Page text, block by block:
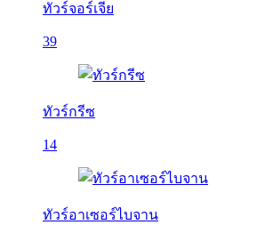
ทัวร์จอร์เจีย
39
ทัวร์กรีซ
14
ทัวร์อาเซอร์ไบจาน